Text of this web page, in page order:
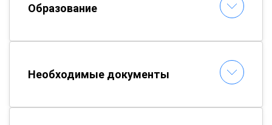
Образование
Необходимые документы